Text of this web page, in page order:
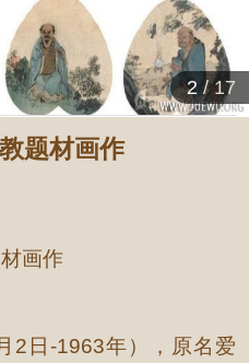
2 /17
题材画作
画作
2日-1963年），原名爱